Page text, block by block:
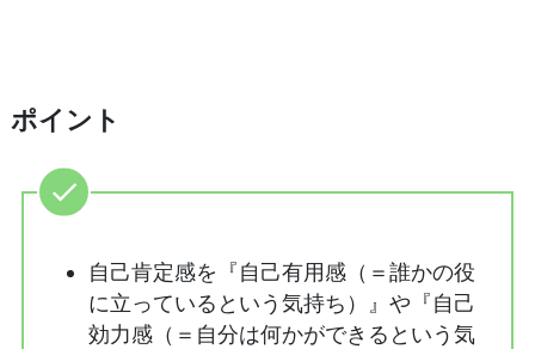
ポイント
自己肯定感を『自己有用感（＝誰かの役
に立っているという気持ち）』や『自己
効力感（＝自分は何かができるという気